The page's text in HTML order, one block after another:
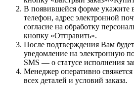
В появившейся форме
телефон, адрес электронной
согласие на обработку
кнопку «Отправить».
После подтверждения Вам
уведомление на электронную
SMS — о статусе исполнения
Менеджер оперативно
всех деталей и условий заказа.